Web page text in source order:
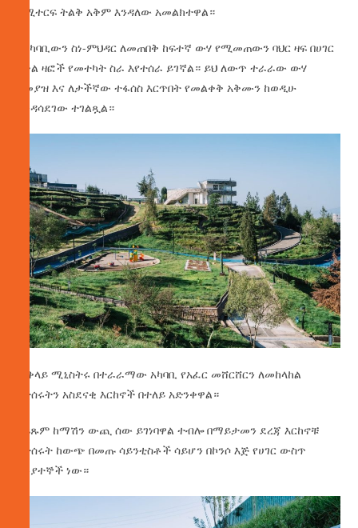
የሚተርፍ ትልቅ አቅም እንዳለው አመልክተዋል።
የአካባቢውን ስነ-ምህዳር ለመጠበቅ ከፍተኛ ውሃ የሚመጠውን ባህር ዛፍ በሀገር
በቀል ዛፎች የመተካት ስራ እየተሰራ ይገኛል። ይህ ለውጥ ተራራው ውሃ
የመያዝ እና ለታችኛው ተፋሰስ እርጥበት የመልቀቅ አቅሙን ከወዲሁ
እንዳሳደገው ተገልጿል።
ጠቅላይ ሚኒስትሩ በተራራማው አካባቢ የአፈር መሸርሸርን ለመከላከል
የተሰሩትን አስደናቂ እርከኖች በተለይ አድንቀዋል።
በፍጹም ከማሽን ውጪ ሰው ይገነባዋል ተብሎ በማይታመን ደረጃ እርከኖቹ
የተሰሩት ከውጭ በመጡ ሳይንቲስቶች ሳይሆን በኮንሶ እጅ የሀገር ውስጥ
ሙያተኞች ነው።